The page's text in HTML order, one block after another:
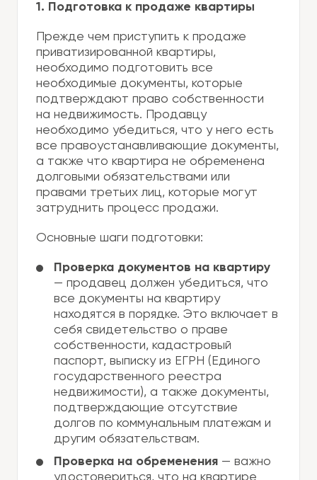
1. Подготовка к продаже квартиры
Прежде чем приступить к продаже
приватизированной квартиры,
необходимо подготовить все
необходимые документы, которые
подтверждают право собственности
на недвижимость. Продавцу
необходимо убедиться, что у него есть
все правоустанавливающие документы,
а также что квартира не обременена
долговыми обязательствами или
правами третьих лиц, которые могут
затруднить процесс продажи.
Основные шаги подготовки:
Проверка документов на квартиру
— продавец должен убедиться, что
все документы на квартиру
находятся в порядке. Это включает в
себя свидетельство о праве
собственности, кадастровый
паспорт, выписку из ЕГРН (Единого
государственного реестра
недвижимости), а также документы,
подтверждающие отсутствие
долгов по коммунальным платежам и
другим обязательствам.
Проверка на обременения — важно
удостовериться, что на квартире